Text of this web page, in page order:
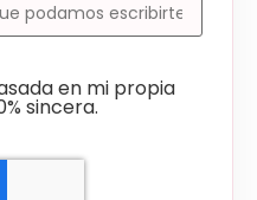
en mi propia
sincera.